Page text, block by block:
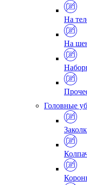
На
На
Головные